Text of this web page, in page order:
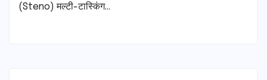
(Steno) मल्टी-टास्किंग…